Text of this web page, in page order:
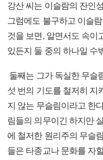
강산 씨는 이슬람의 잔인
그럼에도 불구하고 이슬
것을 보면, 알면서도 속이
있든지 둘 중의 하나일 수
둘째는 그가 독실한 무슬
섯 번의 기도를 철저히 지
지 않는 무슬림이라고 한
림들의 의무이긴 하지만
에 철저한 원리주의 무슬
들은 타종교나 문화를 자